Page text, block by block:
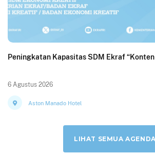
Peningkatan Kapasitas SDM Ekraf
6 Agustus 2026
Aston Manado Hotel
LIHAT SEMUA AGENDA